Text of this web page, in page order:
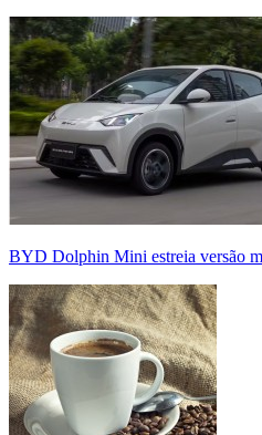
BYD Dolphin Mini estreia versão